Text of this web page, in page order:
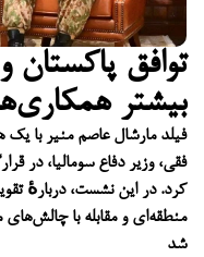
توافق پاکستان
بیشتر
فیلد مارشال عاصم منیر با
فقی، وزیر دفاع سومالیا، در
کرد. در این نشست، دربارهٔ
منطقه‌ای و مقابله با
شد